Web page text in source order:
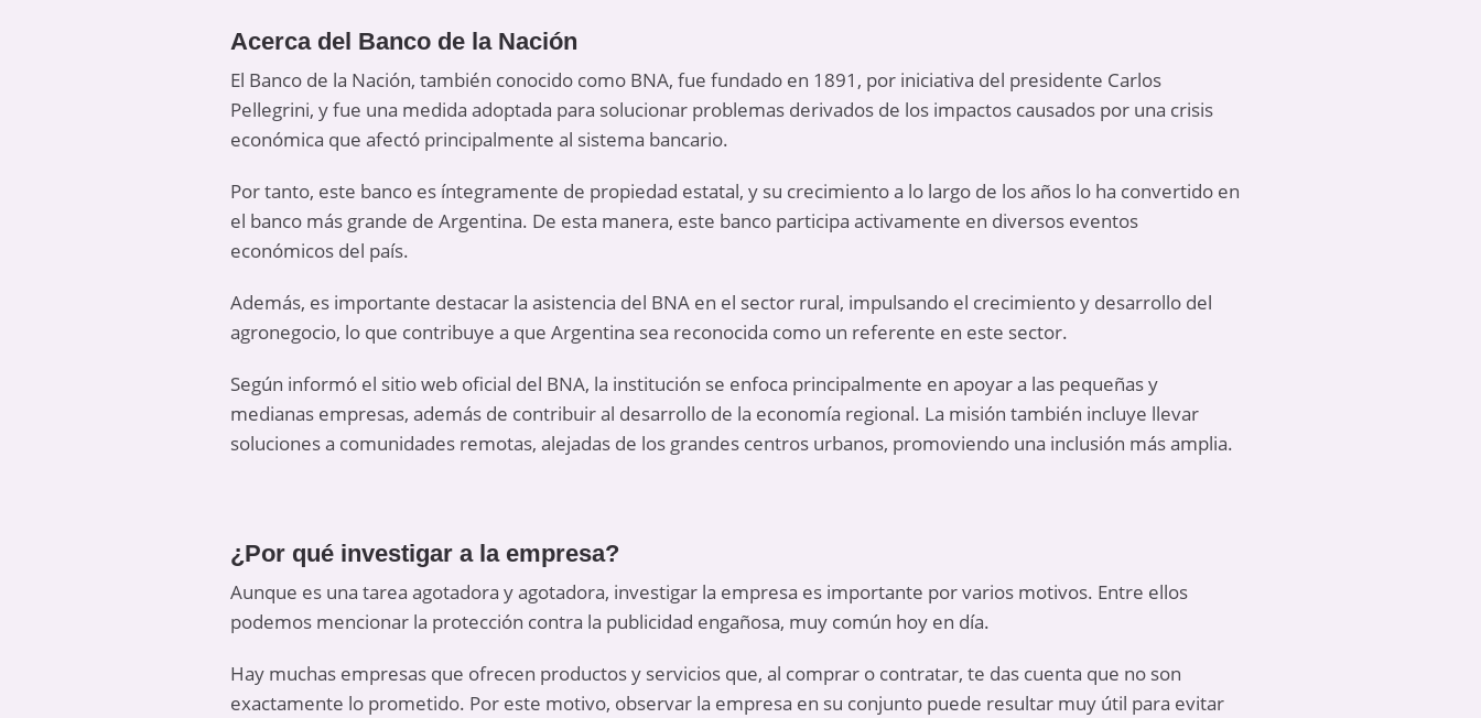
Acerca del Banco de la Nación
El Banco de la Nación, también conocido como BNA, fue fundado en 1891, por iniciativa del presidente Carlos
Pellegrini, y fue una medida adoptada para solucionar problemas derivados de los impactos causados ​​por una crisis
económica que afectó principalmente al sistema bancario.
Por tanto, este banco es íntegramente de propiedad estatal, y su crecimiento a lo largo de los años lo ha convertido en
el banco más grande de Argentina. De esta manera, este banco participa activamente en diversos eventos
económicos del país.
Además, es importante destacar la asistencia del BNA en el sector rural, impulsando el crecimiento y desarrollo del
agronegocio, lo que contribuye a que Argentina sea reconocida como un referente en este sector.
Según informó el sitio web oficial del BNA, la institución se enfoca principalmente en apoyar a las pequeñas y
medianas empresas, además de contribuir al desarrollo de la economía regional. La misión también incluye llevar
soluciones a comunidades remotas, alejadas de los grandes centros urbanos, promoviendo una inclusión más amplia.
¿Por qué investigar a la empresa?
Aunque es una tarea agotadora y agotadora, investigar la empresa es importante por varios motivos. Entre ellos
podemos mencionar la protección contra la publicidad engañosa, muy común hoy en día.
Hay muchas empresas que ofrecen productos y servicios que, al comprar o contratar, te das cuenta que no son
exactamente lo prometido. Por este motivo, observar la empresa en su conjunto puede resultar muy útil para evitar